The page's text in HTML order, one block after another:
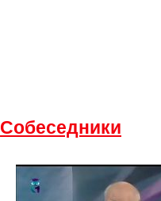
Собеседники